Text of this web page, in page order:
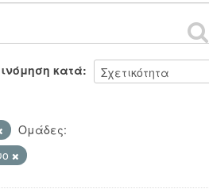
κατά
Ομάδες: